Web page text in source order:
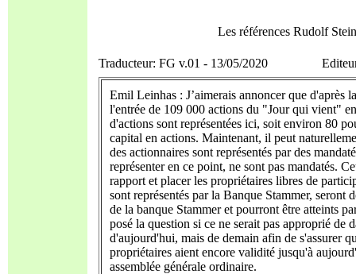
Les références Rudolf
Traducteur: FG v.01 - 13/05/2020 Editeur
Emil Leinhas : J’aimerais annoncer que d'après
l'entrée de 109 000 actions du "Jour qui vient"
d'actions sont représentées ici, soit environ 80
capital en actions. Maintenant, il peut
des actionnaires sont représentés par des
représenter en ce point, ne sont pas mandatés.
rapport et placer les propriétaires libres de
sont représentés par la Banque Stammer, seront
de la banque Stammer et pourront être atteints
posé la question si ce ne serait pas approprié de
d'aujourd'hui, mais de demain afin de s'assurer
propriétaires aient encore validité jusqu'à
assemblée générale ordinaire.